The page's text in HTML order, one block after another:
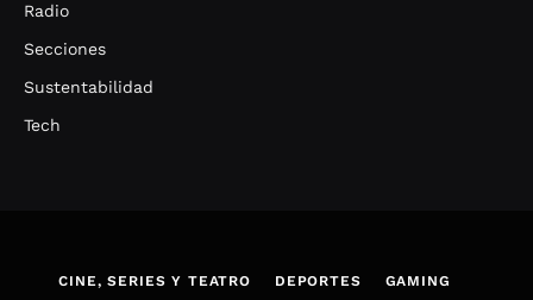
Radio
Secciones
Sustentabilidad
Tech
CINE, SERIES Y TEATRO DEPORTES GAMING